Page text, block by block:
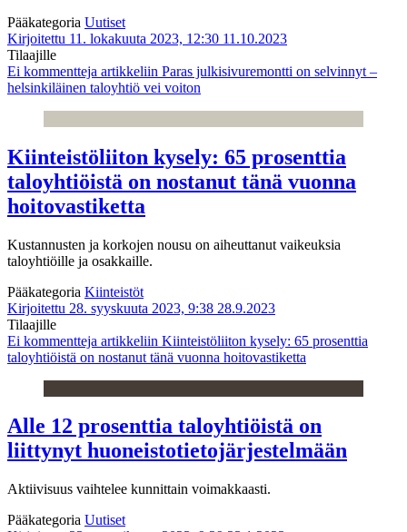
Pääkategoria Uutiset
Kirjoitettu 11. lokakuuta 2023, 12:30 11.10.2023
Tilaajille
Ei kommentteja artikkeliin Paras julkisivuremontti on selvinnyt –
helsinkiläinen taloyhtiö vei voiton
Kiinteistöliiton kysely: 65 prosenttia
taloyhtiöistä on nostanut tänä vuonna
hoitovastiketta
Kustannusten ja korkojen nousu on aiheuttanut vaikeuksia
taloyhtiöille ja osakkaille.
Pääkategoria Kiinteistöt
Kirjoitettu 28. syyskuuta 2023, 9:38 28.9.2023
Tilaajille
Ei kommentteja artikkeliin Kiinteistöliiton kysely: 65 prosenttia
taloyhtiöistä on nostanut tänä vuonna hoitovastiketta
Alle 12 prosenttia taloyhtiöistä on
liittynyt huoneistotietojärjestelmään
Aktiivisuus vaihtelee kunnittain voimakkaasti.
Pääkategoria Uutiset